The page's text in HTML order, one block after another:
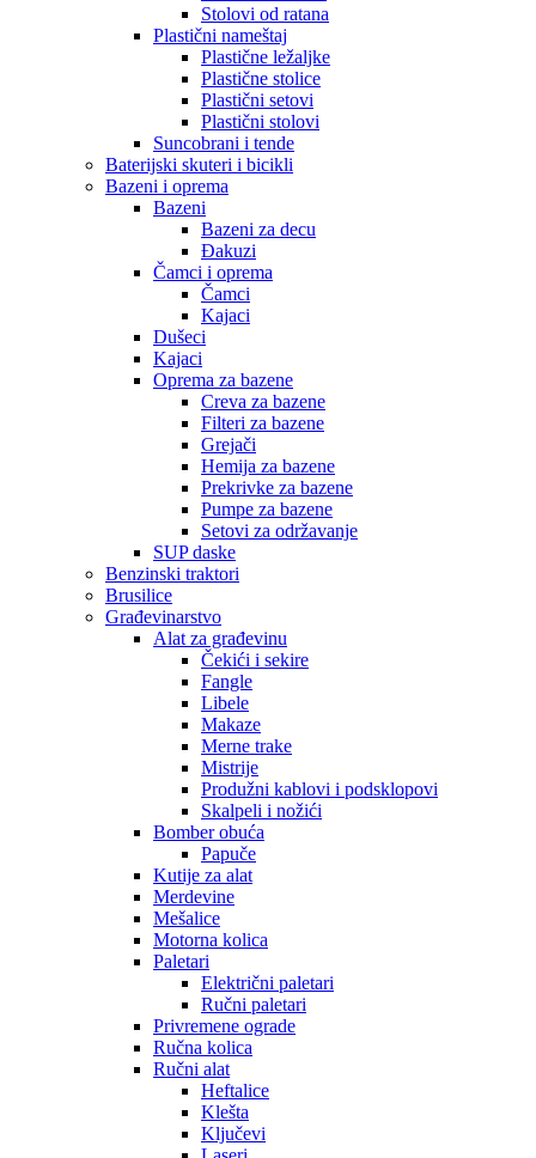
Stolovi od ratana
Plastični nameštaj
Plastične ležaljke
Plastične stolice
Plastični setovi
Plastični stolovi
Suncobrani i tende
Baterijski skuteri i bicikli
Bazeni i oprema
Bazeni
Bazeni za decu
Đakuzi
Čamci i oprema
Čamci
Kajaci
Dušeci
Kajaci
Oprema za bazene
Creva za bazene
Filteri za bazene
Grejači
Hemija za bazene
Prekrivke za bazene
Pumpe za bazene
Setovi za održavanje
SUP daske
Benzinski traktori
Brusilice
Građevinarstvo
Alat za građevinu
Čekići i sekire
Fangle
Libele
Makaze
Merne trake
Mistrije
Produžni kablovi i podsklopovi
Skalpeli i nožići
Bomber obuća
Papuče
Kutije za alat
Merdevine
Mešalice
Motorna kolica
Paletari
Električni paletari
Ručni paletari
Privremene ograde
Ručna kolica
Ručni alat
Heftalice
Klešta
Ključevi